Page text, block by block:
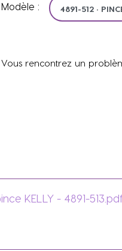
Modèle :
Vous rencontrez un
KELLY - 4891-